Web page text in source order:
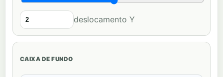
deslocamento Y
CAIXA DE FUNDO